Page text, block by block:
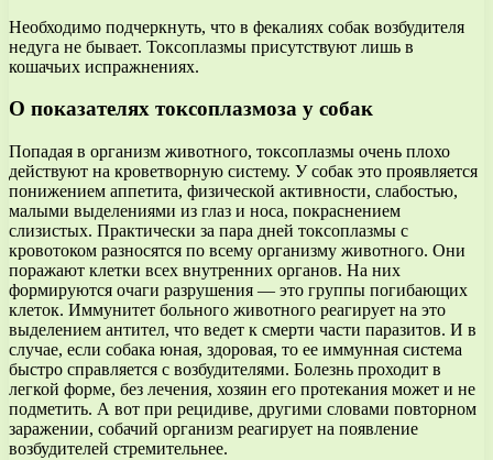
Необходимо подчеркнуть, что в фекалиях собак возбудителя
недуга не бывает. Токсоплазмы присутствуют лишь в
кошачьих испражнениях.
О показателях токсоплазмоза у собак
Попадая в организм животного, токсоплазмы очень плохо
действуют на кроветворную систему. У собак это проявляется
понижением аппетита, физической активности, слабостью,
малыми выделениями из глаз и носа, покраснением
слизистых. Практически за пара дней токсоплазмы с
кровотоком разносятся по всему организму животного. Они
поражают клетки всех внутренних органов. На них
формируются очаги разрушения — это группы погибающих
клеток. Иммунитет больного животного реагирует на это
выделением антител, что ведет к смерти части паразитов. И в
случае, если собака юная, здоровая, то ее иммунная система
быстро справляется с возбудителями. Болезнь проходит в
легкой форме, без лечения, хозяин его протекания может и не
подметить. А вот при рецидиве, другими словами повторном
заражении, собачий организм реагирует на появление
возбудителей стремительнее.